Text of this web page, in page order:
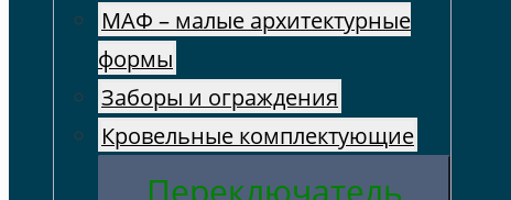
МАФ – малые архитектурные
формы
Заборы и ограждения
Кровельные комплектующие
Переключатель